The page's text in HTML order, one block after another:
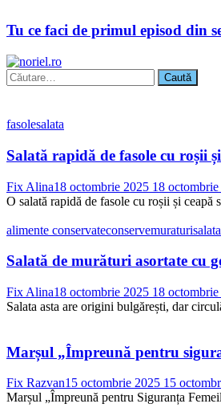
Tu ce faci de primul episod din
Caută
după:
fasolesalata
Salată rapidă de fasole cu roșii
Fix Alina18 octombrie 2025 18
O salată rapidă de fasole cu roșii și ceapă
alimente conservateconservemuraturisalata
Salată de murături asortate cu
Fix Alina18 octombrie 2025 18
Salata asta are origini bulgărești, dar
Marșul „Împreună pentru
Fix Razvan15 octombrie 2025 15
Marșul „Împreună pentru Siguranța